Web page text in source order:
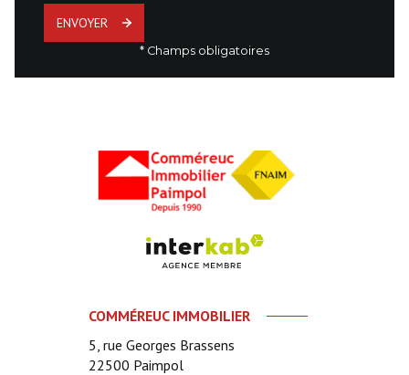
ENVOYER
* Champs obligatoires
COMMÉREUC IMMOBILIER
5, rue Georges Brassens
22500 Paimpol